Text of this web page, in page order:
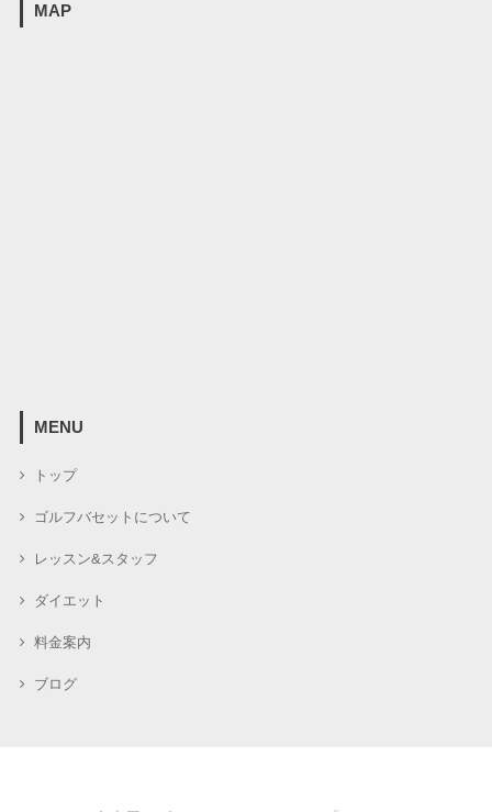
MAP
MENU
トップ
ゴルフバセットについて
レッスン&スタッフ
ダイエット
料金案内
ブログ